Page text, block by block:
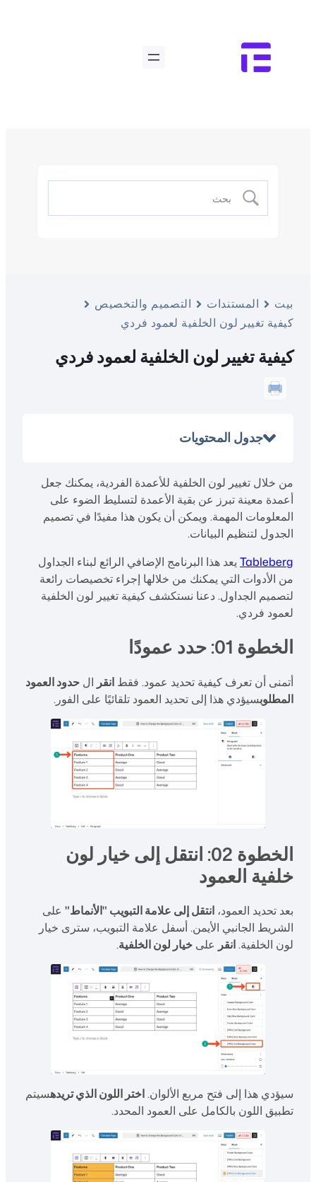
بيت المستندات
التصميم والتخصيص
كيفية تغيير لون الخلفية لعمود فردي
كيفية تغيير لون الخلفية لعمود فردي
جدول المحتويات
من خلال تغيير لون الخلفية للأعمدة الفردية، يمكنك جعل
أعمدة معينة تبرز عن بقية الأعمدة لتسليط الضوء على
المعلومات المهمة. ويمكن أن يكون هذا مفيدًا في تصميم
الجدول لتنظيم البيانات.
Tableberg يعد هذا البرنامج الإضافي الرائع لبناء الجداول
من الأدوات التي يمكنك من خلالها إجراء تخصيصات رائعة
لتصميم الجداول. دعنا نستكشف كيفية تغيير لون الخلفية
لعمود فردي.
الخطوة 01: حدد عمودًا
أتمنى أن تعرف كيفية تحديد عمود. فقط انقر ال حدود العمود
المطلوبسيؤدي هذا إلى تحديد العمود تلقائيًا على الفور.
الخطوة 02: انتقل إلى خيار لون
خلفية العمود
بعد تحديد العمود، انتقل إلى علامة التبويب "الأنماط" على
الشريط الجانبي الأيمن. أسفل علامة التبويب، سترى خيار
لون الخلفية.انقر على خيار لون الخلفية.
سيؤدي هذا إلى فتح مربع الألوان.اختر اللون الذي تريدهسيتم
تطبيق اللون بالكامل على العمود المحدد.